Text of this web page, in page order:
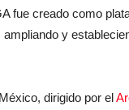
fue creado como
y
dirigido por el